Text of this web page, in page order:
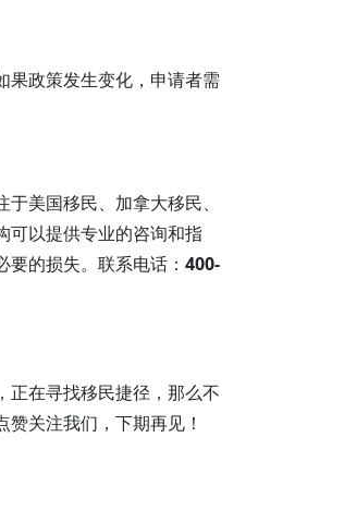
果政策发生变化，申请者需
美国移民、加拿大移民、
可以提供专业的咨询和指
的损失。联系电话： 400-
正在寻找移民捷径，那么不
关注我们，下期再见！